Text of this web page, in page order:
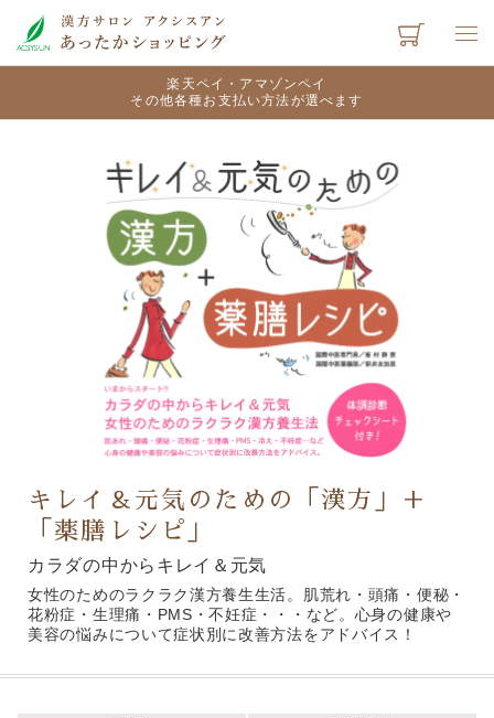
楽天ペイ・アマゾンペイ
その他各種お支払い方法が選べます
キレイ＆元気のための「漢方」＋
「薬膳レシピ」
カラダの中からキレイ＆元気
女性のためのラクラク漢方養生生活。肌荒れ・頭痛・便秘・
花粉症・生理痛・PMS・不妊症・・・など。心身の健康や
美容の悩みについて症状別に改善方法をアドバイス！